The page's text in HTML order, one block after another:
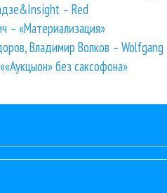
– Red
– «Материализация»
Владимир Волков – Wolfgang
без саксофона»